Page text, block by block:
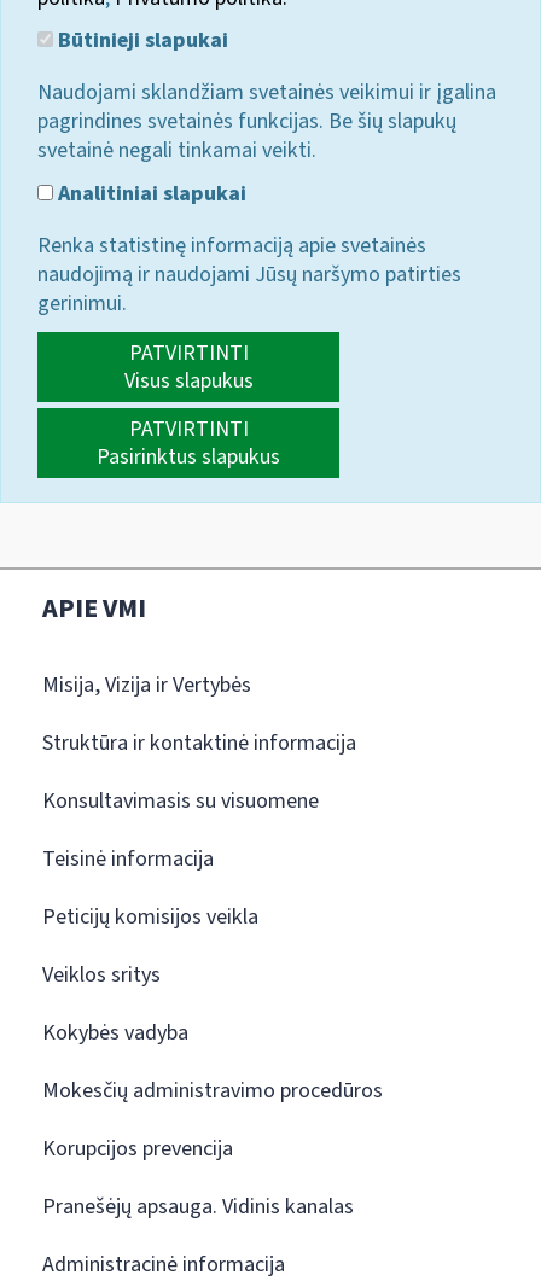
Būtinieji slapukai
Naudojami sklandžiam svetainės veikimui ir įgalina
pagrindines svetainės funkcijas. Be šių slapukų
svetainė negali tinkamai veikti.
Analitiniai slapukai
Renka statistinę informaciją apie svetainės
naudojimą ir naudojami Jūsų naršymo patirties
gerinimui.
PATVIRTINTI
Visus slapukus
PATVIRTINTI
Pasirinktus slapukus
APIE VMI
Misija, Vizija ir Vertybės
Struktūra ir kontaktinė informacija
Konsultavimasis su visuomene
Teisinė informacija
Peticijų komisijos veikla
Veiklos sritys
Kokybės vadyba
Mokesčių administravimo procedūros
Korupcijos prevencija
Pranešėjų apsauga. Vidinis kanalas
Administracinė informacija